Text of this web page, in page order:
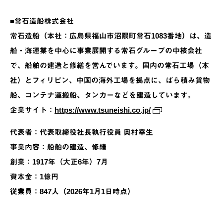
■常石造船株式会社
常石造船（本社：広島県福山市沼隈町常石1083番地）は、造
船・海運業を中心に事業展開する常石グループの中核会社
で、船舶の建造と修繕を営んでいます。国内の常石工場（本
社）とフィリピン、中国の海外工場を拠点に、ばら積み貨物
船、コンテナ運搬船、タンカーなどを建造しています。
企業サイト： https://www.tsuneishi.co.jp/
代表者：代表取締役社長執行役員 奥村幸生
事業内容：船舶の建造、修繕
創業：1917年（大正6年）7月
資本金：1億円
従業員：847人（2026年1月1日時点）